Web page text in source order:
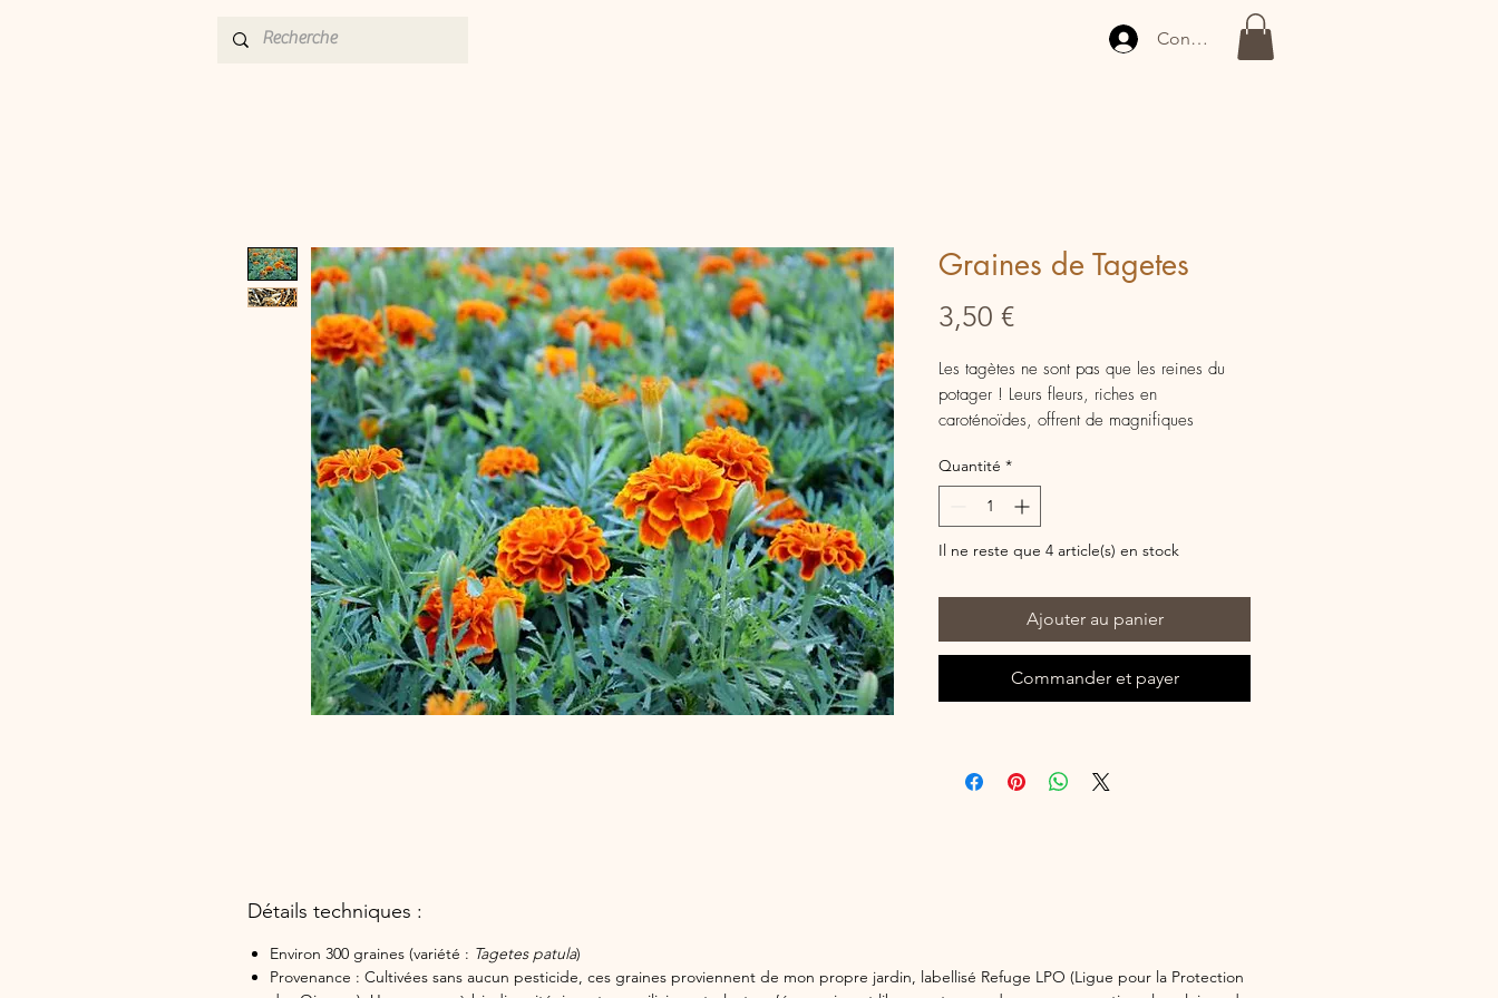
Connexion
Graines de Tagetes
3,50 €Prix
Les tagètes ne sont pas que les reines du
potager ! Leurs fleurs, riches en
caroténoïdes, offrent de magnifiques
teinture végétale. Très faciles à cultiver, elles
permettent de teindre laine, soie, coton ou
lin avec peu de mordançage. Un excellent
choix pour débuter la teinture naturelle !
Quantité *
Il ne reste que 4 article(s) en stock
Ajouter au panier
Commander et payer
Détails techniques :
Environ 300 graines (variété : Tagetes patula)
Provenance : Cultivées sans aucun pesticide, ces graines proviennent de mon propre jardin, labellisé Refuge LPO (Ligue pour la Protection